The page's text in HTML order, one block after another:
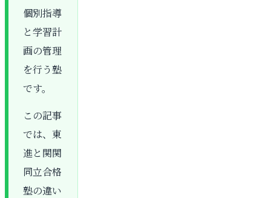
個別指導
と学習計
画の管理
を行う塾
です。
この記事
では、東
進と関関
同立合格
塾の違い